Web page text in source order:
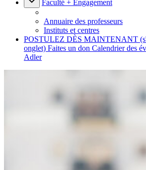
Faculté + Engagement
Annuaire des professeurs
Instituts et centres
POSTULEZ DÈS MAINTENANT
onglet) Faites un don Calendrier des
Adler